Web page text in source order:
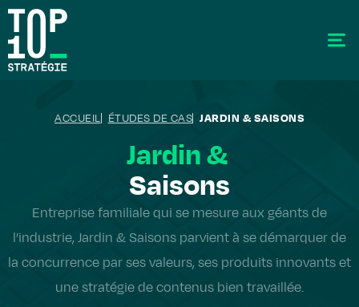
Stratégie éditoriale
GEO - Generative Engine Optimization
La data
ACCUEIL ÉTUDES DE CAS JARDIN & SAISONS
Jardin &
Saisons
Entreprise familiale qui se mesure aux géants de
l’industrie, Jardin & Saisons parvient à se démarquer de
la concurrence par ses valeurs, ses produits innovants et
une stratégie de contenus bien travaillée.